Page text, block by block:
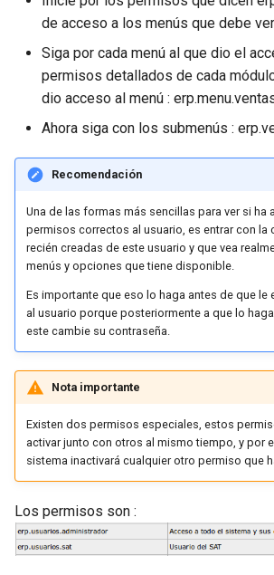
de acceso a los menús que debe
Siga por cada menú al que dio el
permisos detallados de cada
dio acceso al menú :
Ahora siga con los submenús :
Recomendación
Una de las formas más sencillas para ver si ha
permisos correctos al usuario, es entrar con la
recién creadas de este usuario y que vea
menús y opciones que tiene disponible.
Es importante que eso lo haga antes de que le
al usuario porque posteriormente a que lo
este cambie su contraseña.
Nota importante
Existen dos permisos especiales, estos
activar junto con otros al mismo tiempo, y por
sistema inactivará cualquier otro permiso que
Los permisos son :